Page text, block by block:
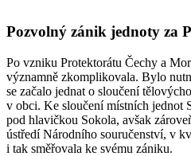
Pozvolný zánik jednoty za
Po vzniku Protektorátu Čechy a
významně zkomplikovala. Bylo
se začalo jednat o sloučení
v obci. Ke sloučení místních jednot
pod hlavičkou Sokola, avšak
ústředí Národního souručenství, v
i tak směřovala ke svému zániku.